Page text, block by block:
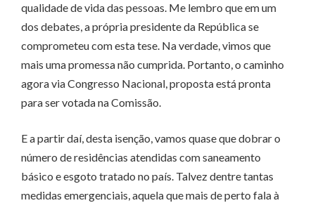
qualidade de vida das pessoas. Me lembro que em um
dos debates, a própria presidente da República se
comprometeu com esta tese. Na verdade, vimos que
mais uma promessa não cumprida. Portanto, o caminho
agora via Congresso Nacional, proposta está pronta
para ser votada na Comissão.
E a partir daí, desta isenção, vamos quase que dobrar o
número de residências atendidas com saneamento
básico e esgoto tratado no país. Talvez dentre tantas
medidas emergenciais, aquela que mais de perto fala à